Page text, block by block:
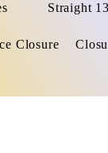
Straight
Closure